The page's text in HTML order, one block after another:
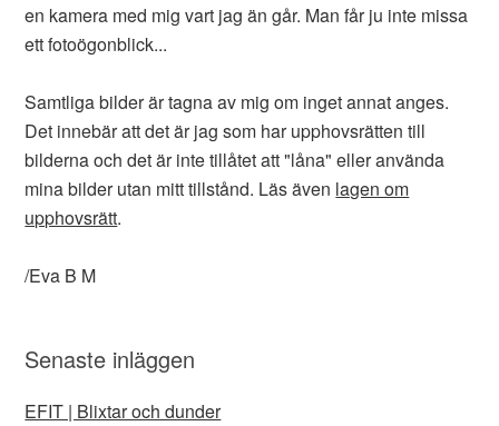
en kamera med mig vart jag än går. Man får ju inte missa
ett fotoögonblick...
Samtliga bilder är tagna av mig om inget annat anges.
Det innebär att det är jag som har upphovsrätten till
bilderna och det är inte tillåtet att "låna" eller använda
mina bilder utan mitt tillstånd. Läs även lagen om
upphovsrätt.
/Eva B M
Senaste inläggen
EFIT | Blixtar och dunder